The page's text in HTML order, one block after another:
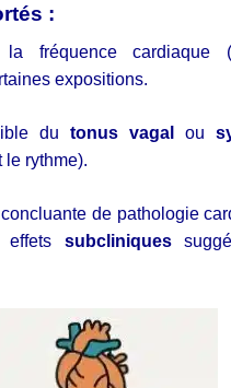
:
fréquence cardiaque
expositions.
du tonus vagal ou
le rythme).
de pathologie
effets subcliniques